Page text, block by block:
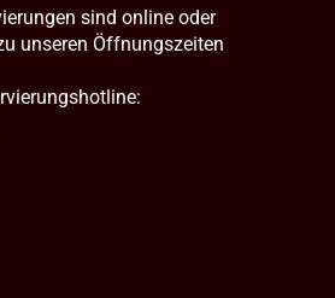
sind online oder
unseren Öffnungszeiten